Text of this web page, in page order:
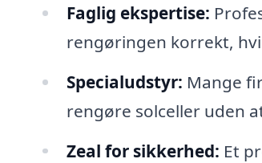
Faglig ekspertise:
rengøringen korrekt,
Specialudstyr: Mange
rengøre solceller uden
Zeal for sikkerhed: Et